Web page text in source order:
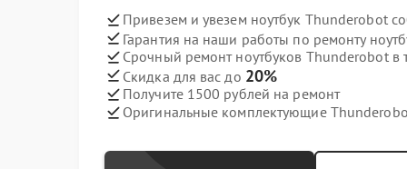
Привезем и увезем ноутбук Thunderobot
Гарантия на наши работы по ремонту
Срочный ремонт ноутбуков Thunderobot в
Скидка для вас до 20%
Получите 1500 рублей на ремонт
Оригинальные комплектующие